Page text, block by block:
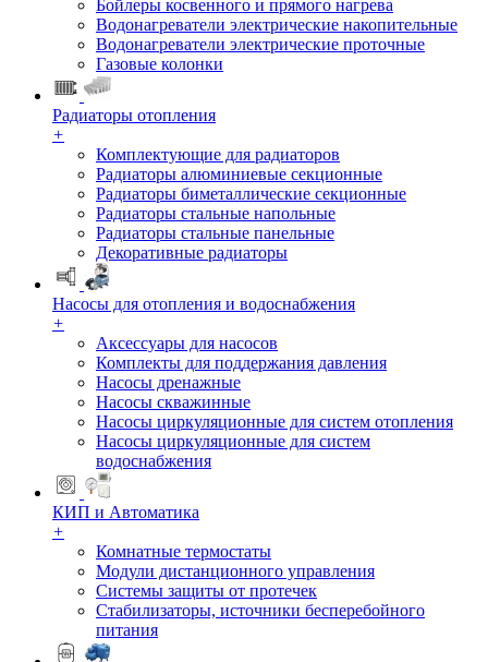
Бойлеры косвенного и прямого нагрева
Водонагреватели электрические накопительные
Водонагреватели электрические проточные
Газовые колонки
Радиаторы отопления
+
Комплектующие для радиаторов
Радиаторы алюминиевые секционные
Радиаторы биметаллические секционные
Радиаторы стальные напольные
Радиаторы стальные панельные
Декоративные радиаторы
Насосы для отопления и водоснабжения
+
Аксессуары для насосов
Комплекты для поддержания давления
Насосы дренажные
Насосы скважинные
Насосы циркуляционные для систем отопления
Насосы циркуляционные для систем
водоснабжения
КИП и Автоматика
+
Комнатные термостаты
Модули дистанционного управления
Системы защиты от протечек
Стабилизаторы, источники бесперебойного
питания